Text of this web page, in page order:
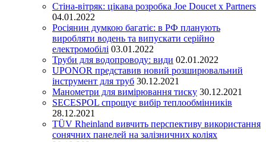
Стіна-вітряк: цікава розробка Joe Doucet x Partners
04.01.2022
Росіянин думкою багатіє: в РФ планують
виробляти водень та випускати серійно
електромобілі 03.01.2022
Труби для водопроводу: види 02.01.2022
UPONOR представив новий розширювальний
інструмент для труб 30.12.2021
Манометри для вимірювання тиску 30.12.2021
SECESPOL спрощує вибір теплообмінників
28.12.2021
TÜV Rheinland вивчить перспективу використання
сонячних панелей на залізничних коліях